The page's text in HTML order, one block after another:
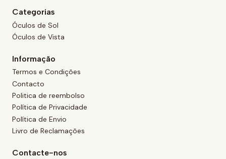
Categorias
Óculos de Sol
Óculos de Vista
Informação
Termos e Condições
Contacto
Politica de reembolso
Política de Privacidade
Política de Envio
Livro de Reclamações
Contacte-nos